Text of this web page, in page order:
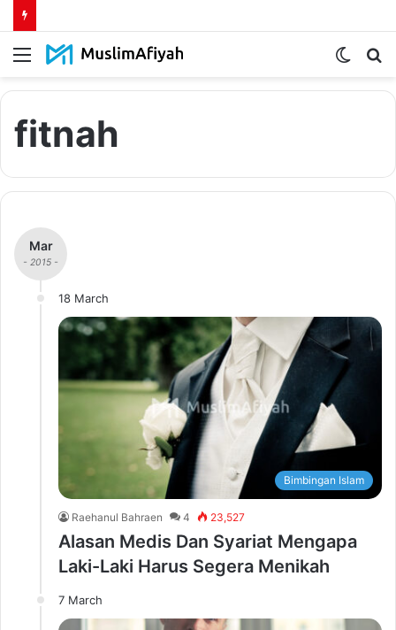
Menu
Switch
fitnah
Mar
- 2015 -
18 March
Bimbingan Islam
Raehanul Bahraen 4 23,527
Alasan Medis Dan Syariat Mengapa
Laki-Laki Harus Segera Menikah
7 March